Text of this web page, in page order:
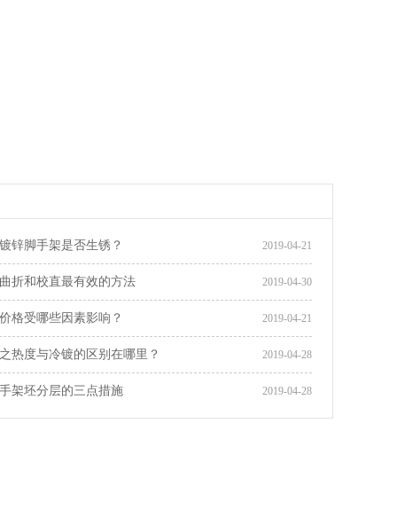
2019-04-21
锌脚手架是否生锈？
2019-04-30
折和校直最有效的方法
2019-04-21
格受哪些因素影响？
2019-04-28
热度与冷镀的区别在哪里？
2019-04-28
架坯分层的三点措施